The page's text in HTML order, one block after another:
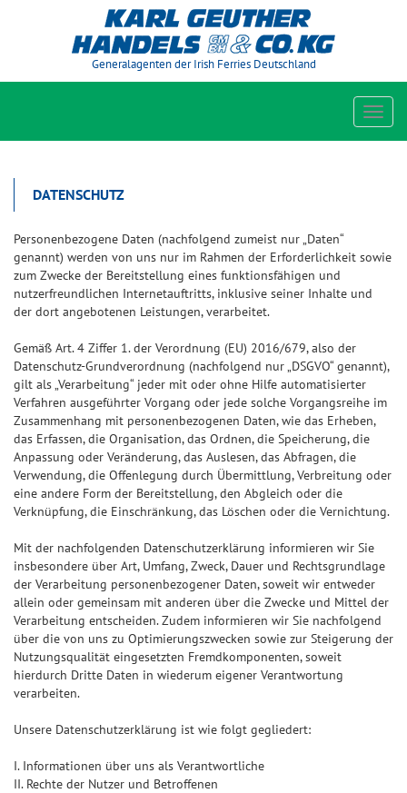
Generalagenten der Irish Ferries Deutschland
DATENSCHUTZ
Personenbezogene Daten (nachfolgend zumeist nur „Daten“
genannt) werden von uns nur im Rahmen der Erforderlichkeit sowie
zum Zwecke der Bereitstellung eines funktionsfähigen und
nutzerfreundlichen Internetauftritts, inklusive seiner Inhalte und
der dort angebotenen Leistungen, verarbeitet.
Gemäß Art. 4 Ziffer 1. der Verordnung (EU) 2016/679, also der
Datenschutz-Grundverordnung (nachfolgend nur „DSGVO“ genannt),
gilt als „Verarbeitung“ jeder mit oder ohne Hilfe automatisierter
Verfahren ausgeführter Vorgang oder jede solche Vorgangsreihe im
Zusammenhang mit personenbezogenen Daten, wie das Erheben,
das Erfassen, die Organisation, das Ordnen, die Speicherung, die
Anpassung oder Veränderung, das Auslesen, das Abfragen, die
Verwendung, die Offenlegung durch Übermittlung, Verbreitung oder
eine andere Form der Bereitstellung, den Abgleich oder die
Verknüpfung, die Einschränkung, das Löschen oder die Vernichtung.
Mit der nachfolgenden Datenschutzerklärung informieren wir Sie
insbesondere über Art, Umfang, Zweck, Dauer und Rechtsgrundlage
der Verarbeitung personenbezogener Daten, soweit wir entweder
allein oder gemeinsam mit anderen über die Zwecke und Mittel der
Verarbeitung entscheiden. Zudem informieren wir Sie nachfolgend
über die von uns zu Optimierungszwecken sowie zur Steigerung der
Nutzungsqualität eingesetzten Fremdkomponenten, soweit
hierdurch Dritte Daten in wiederum eigener Verantwortung
verarbeiten.
Unsere Datenschutzerklärung ist wie folgt gegliedert:
I. Informationen über uns als Verantwortliche
II. Rechte der Nutzer und Betroffenen